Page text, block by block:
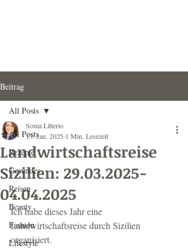
Beitrag
All Posts
Rezepte
Gesundes
Reisen
Beauty
Fashion
Lifestyle
All Posts
Landwirtschaftsreise
Sizilien: 29.03.2025-
04.04.2025
Sonia Litterio
13. Jan. 2025 1 Min. Lesezeit
Ich habe dieses Jahr eine
Landwirtschaftsreise durch Sizilien
organisiert.